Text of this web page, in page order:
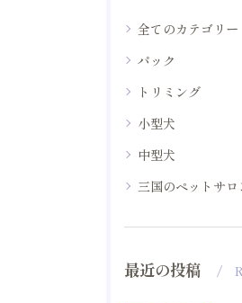
全てのカテゴリー
パック
トリミング
小型犬
中型犬
三国のペットサロ
最近の投稿